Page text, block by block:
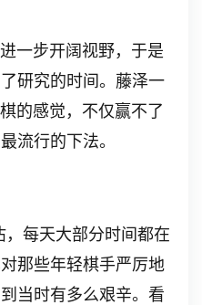
一步开阔视野，于是
研究的时间。藤泽一
的感觉，不仅赢不了
流行的下法。
，每天大部分时间都在
那些年轻棋手严厉地
当时有多么艰辛。看